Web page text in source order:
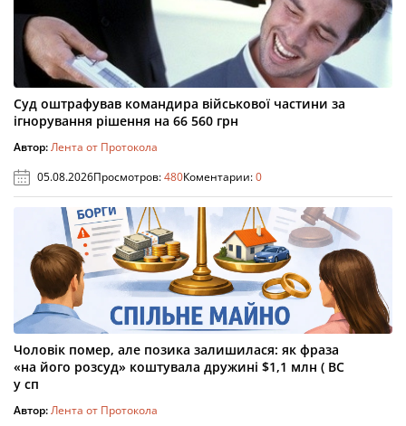
Суд оштрафував командира військової частини за
ігнорування рішення на 66 560 грн
Автор:Лента от Протокола
05.08.2026Просмотров:480Коментарии:0
Чоловік помер, але позика залишилася: як фраза
«на його розсуд» коштувала дружині $1,1 млн ( ВС
у сп
Автор:Лента от Протокола